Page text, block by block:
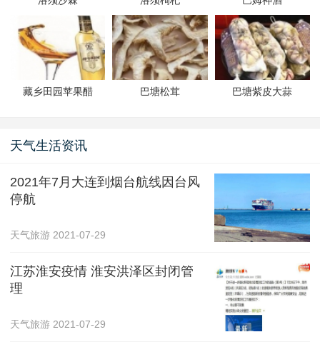
藏乡田园苹果醋 巴塘松茸 巴塘紫皮大蒜
天气生活资讯
2021年7月大连到烟台航线因台风
停航
天气旅游 2021-07-29
江苏淮安疫情 淮安洪泽区封闭管
理
天气旅游 2021-07-29